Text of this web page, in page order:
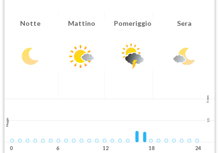
Attendibilità
Urgenza
Ordinaria
Orario inizio
Ora fine
Notte Mattino Pomeriggio Sera
5 mm
2.5
Pioggia
0 6 12 18 24